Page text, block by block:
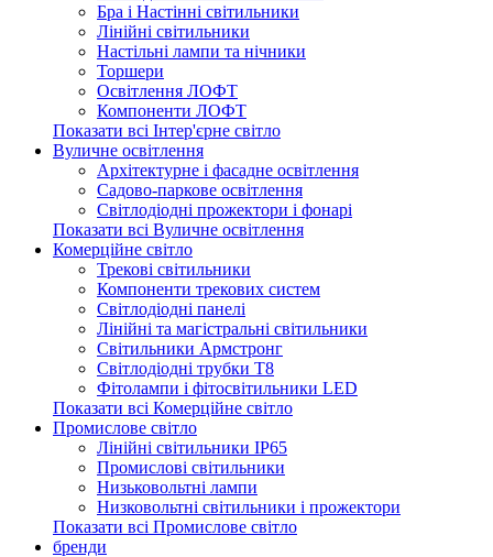
Бра і Настінні світильники
Лінійні світильники
Настільні лампи та нічники
Торшери
Освітлення ЛОФТ
Компоненти ЛОФТ
Показати всі Інтер'єрне світло
Вуличне освітлення
Архітектурне і фасадне освітлення
Садово-паркове освітлення
Світлодіодні прожектори і фонарі
Показати всі Вуличне освітлення
Комерційне світло
Трекові світильники
Компоненти трекових систем
Світлодіодні панелі
Лінійні та магістральні світильники
Світильники Армстронг
Світлодіодні трубки Т8
Фітолампи і фітосвітильники LED
Показати всі Комерційне світло
Промислове світло
Лінійні світильники IP65
Промислові світильники
Низьковольтні лампи
Низковольтні світильники і прожектори
Показати всі Промислове світло
бренди